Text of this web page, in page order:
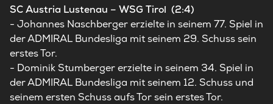
SC Austria Lustenau – WSG Tirol (2:4)
- Johannes Naschberger erzielte in seinem 77. Spiel in
der ADMIRAL Bundesliga mit seinem 29. Schuss sein
erstes Tor.
- Dominik Stumberger erzielte in seinem 34. Spiel in
der ADMIRAL Bundesliga mit seinem 12. Schuss und
seinem ersten Schuss aufs Tor sein erstes Tor.